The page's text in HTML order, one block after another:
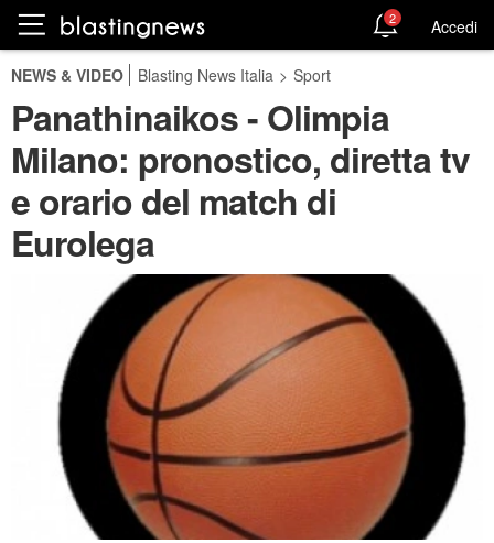
2 Accedi
NEWS & VIDEO Blasting News Italia > Sport
Panathinaikos - Olimpia
Milano: pronostico, diretta tv
e orario del match di
Eurolega